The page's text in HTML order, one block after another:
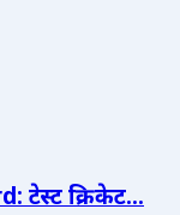
टेस्ट क्रिकेट...